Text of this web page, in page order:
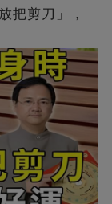
把剪刀」，